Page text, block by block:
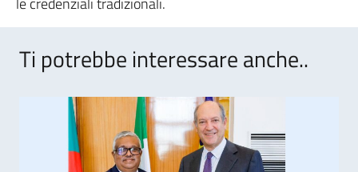
Ti potrebbe interessare anche..